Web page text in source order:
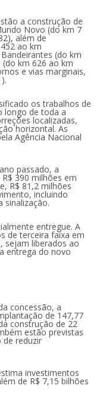
a construção de
Novo (do km 7
além de
ao km
(do km
(do km 626 ao km
e vias marginais,
os trabalhos de
longo de toda a
localizadas,
horizontal. As
Agência Nacional
passado, a
390 milhões em
R$ 81,2 milhões
incluindo
sinalização.
entregue. A
de terceira faixa em
sejam liberados ao
entrega do novo
concessão, a
de 147,77
construção de 22
estão previstas
de reduzir
investimentos
de R$ 7,15 bilhões